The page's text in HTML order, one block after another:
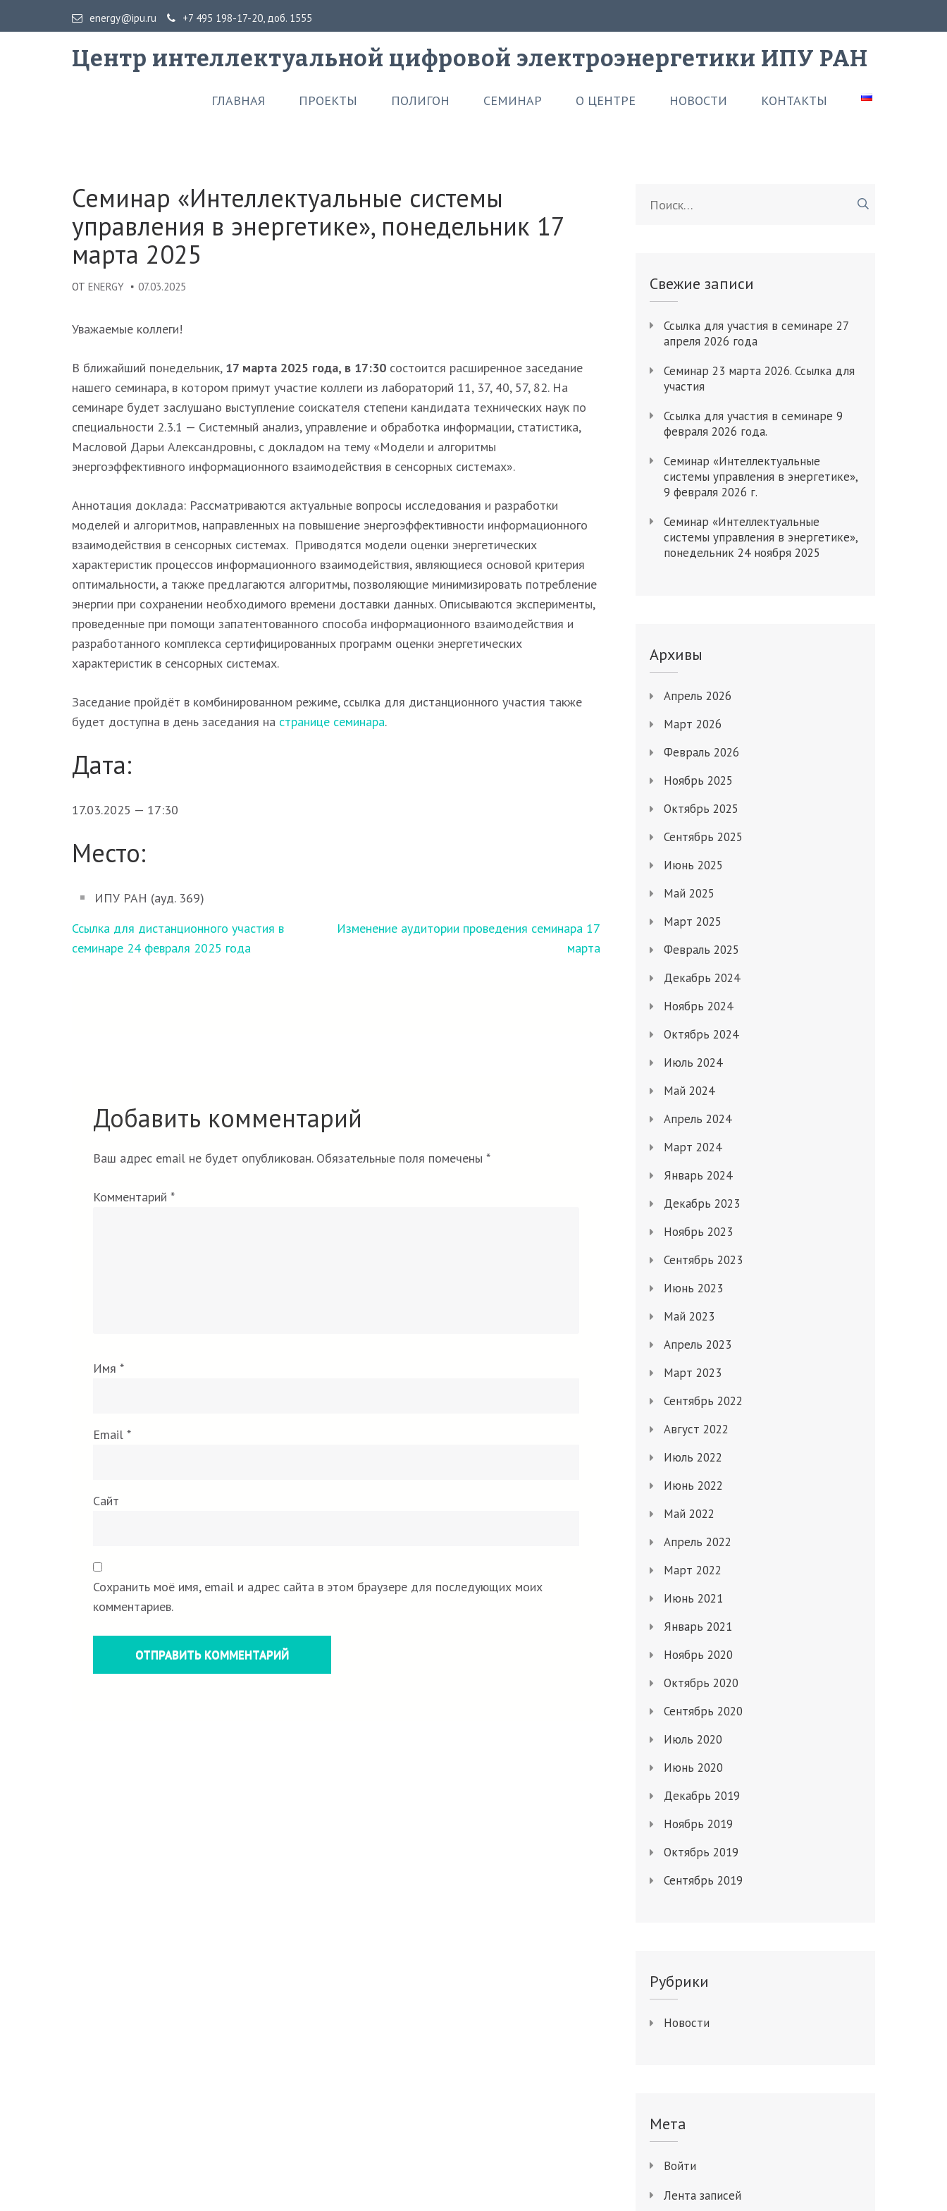
energy@ipu.ru +7 495 198-17-20, доб. 1555
Центр интеллектуальной цифровой электроэнергетики ИПУ РАН
ГЛАВНАЯ ПРОЕКТЫ ПОЛИГОН СЕМИНАР О ЦЕНТРЕ НОВОСТИ КОНТАКТЫ
Семинар «Интеллектуальные системы
управления в энергетике», понедельник 17
марта 2025
ОТ ENERGY 07.03.2025
Уважаемые коллеги!
В ближайший понедельник, 17 марта 2025 года, в 17:30 состоится расширенное заседание
нашего семинара, в котором примут участие коллеги из лабораторий 11, 37, 40, 57, 82. На
семинаре будет заслушано выступление соискателя степени кандидата технических наук по
специальности 2.3.1 — Системный анализ, управление и обработка информации, статистика,
Масловой Дарьи Александровны, с докладом на тему «Модели и алгоритмы
энергоэффективного информационного взаимодействия в сенсорных системах».
Аннотация доклада: Рассматриваются актуальные вопросы исследования и разработки
моделей и алгоритмов, направленных на повышение энергоэффективности информационного
взаимодействия в сенсорных системах. Приводятся модели оценки энергетических
характеристик процессов информационного взаимодействия, являющиеся основой критерия
оптимальности, а также предлагаются алгоритмы, позволяющие минимизировать потребление
энергии при сохранении необходимого времени доставки данных. Описываются эксперименты,
проведенные при помощи запатентованного способа информационного взаимодействия и
разработанного комплекса сертифицированных программ оценки энергетических
характеристик в сенсорных системах.
Заседание пройдёт в комбинированном режиме, ссылка для дистанционного участия также
будет доступна в день заседания на странице семинара.
Дата:
17.03.2025 — 17:30
Место:
ИПУ РАН (ауд. 369)
Навигация
по
Ссылка для дистанционного участия в
семинаре 24 февраля 2025 года
Изменение аудитории проведения семинара 17
марта
Добавить комментарий
Ваш адрес email не будет опубликован. Обязательные поля помечены *
Комментарий *
Имя *
Email *
Сайт
Сохранить моё имя, email и адрес сайта в этом браузере для последующих моих
комментариев.
Свежие записи
Ссылка для участия в семинаре 27
апреля 2026 года
Семинар 23 марта 2026. Ссылка для
участия
Ссылка для участия в семинаре 9
февраля 2026 года.
Cеминар «Интеллектуальные
системы управления в энергетике»,
9 февраля 2026 г.
Семинар «Интеллектуальные
системы управления в энергетике»,
понедельник 24 ноября 2025
Архивы
Апрель 2026
Март 2026
Февраль 2026
Ноябрь 2025
Октябрь 2025
Сентябрь 2025
Июнь 2025
Май 2025
Март 2025
Февраль 2025
Декабрь 2024
Ноябрь 2024
Октябрь 2024
Июль 2024
Май 2024
Апрель 2024
Март 2024
Январь 2024
Декабрь 2023
Ноябрь 2023
Сентябрь 2023
Июнь 2023
Май 2023
Апрель 2023
Март 2023
Сентябрь 2022
Август 2022
Июль 2022
Июнь 2022
Май 2022
Апрель 2022
Март 2022
Июнь 2021
Январь 2021
Ноябрь 2020
Октябрь 2020
Сентябрь 2020
Июль 2020
Июнь 2020
Декабрь 2019
Ноябрь 2019
Октябрь 2019
Сентябрь 2019
Рубрики
Новости
Мета
Войти
Лента записей